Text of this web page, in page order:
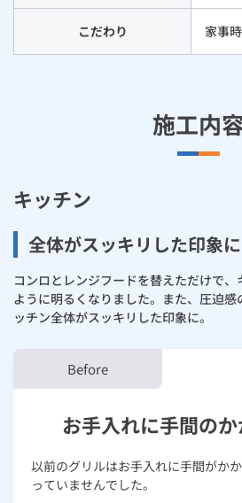
こだわり 家事
施工内
キッチン
全体がスッキリした印象
コンロとレンジフードを替えただけで
ように明るくなりました。また、圧迫
ッチン全体がスッキリした印象に。
お手入れに手間の
以前のグリルはお手入れに手間がか
っていませんでした。